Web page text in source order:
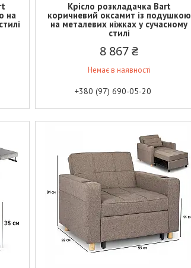
на
Крісло розкладачка Bart
коричневий оксамит із подушкою
на металевих ніжках у сучасному
стилі
8 867 ₴
Немає в наявності
+380 (97) 690-05-20